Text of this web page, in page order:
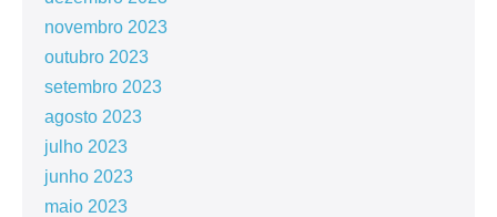
novembro 2023
outubro 2023
setembro 2023
agosto 2023
julho 2023
junho 2023
maio 2023